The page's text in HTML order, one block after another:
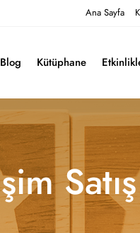
Ana Sayfa
Blog Kütüphane